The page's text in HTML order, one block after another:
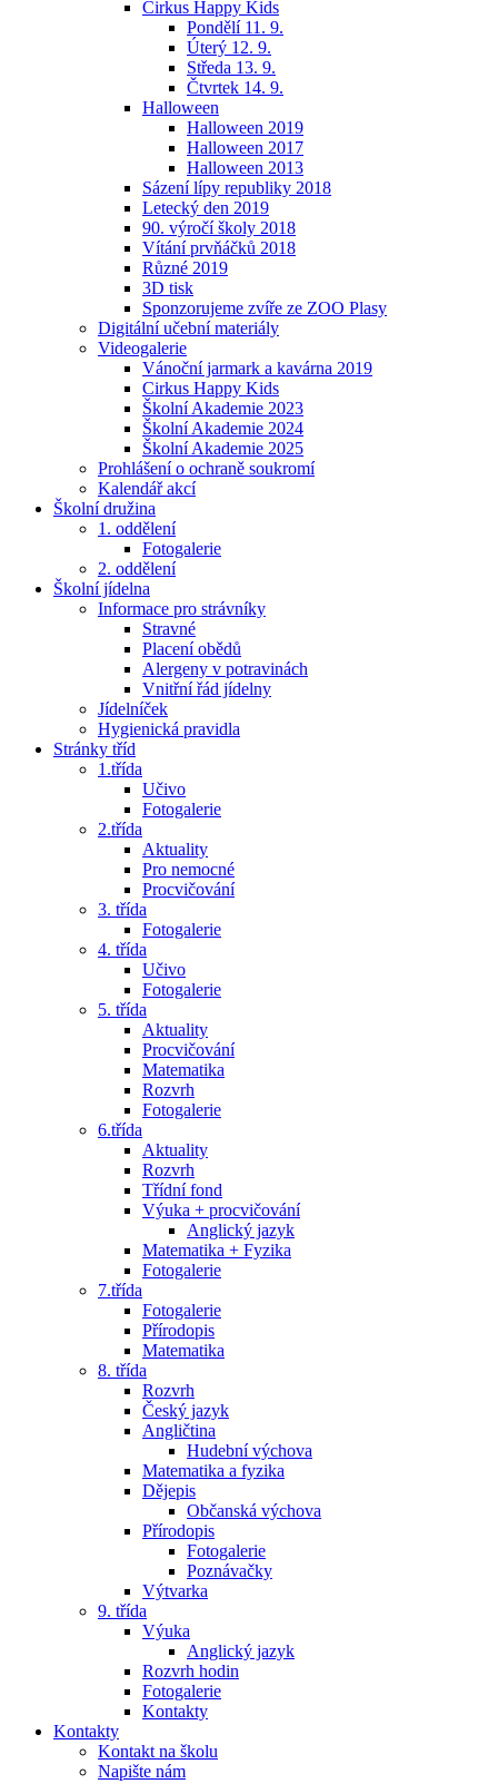
Cirkus Happy Kids
Pondělí 11. 9.
Úterý 12. 9.
Středa 13. 9.
Čtvrtek 14. 9.
Halloween
Halloween 2019
Halloween 2017
Halloween 2013
Sázení lípy republiky 2018
Letecký den 2019
90. výročí školy 2018
Vítání prvňáčků 2018
Různé 2019
3D tisk
Sponzorujeme zvíře ze ZOO Plasy
Digitální učební materiály
Videogalerie
Vánoční jarmark a kavárna 2019
Cirkus Happy Kids
Školní Akademie 2023
Školní Akademie 2024
Školní Akademie 2025
Prohlášení o ochraně soukromí
Kalendář akcí
Školní družina
1. oddělení
Fotogalerie
2. oddělení
Školní jídelna
Informace pro strávníky
Stravné
Placení obědů
Alergeny v potravinách
Vnitřní řád jídelny
Jídelníček
Hygienická pravidla
Stránky tříd
1.třída
Učivo
Fotogalerie
2.třída
Aktuality
Pro nemocné
Procvičování
3. třída
Fotogalerie
4. třída
Učivo
Fotogalerie
5. třída
Aktuality
Procvičování
Matematika
Rozvrh
Fotogalerie
6.třída
Aktuality
Rozvrh
Třídní fond
Výuka + procvičování
Anglický jazyk
Matematika + Fyzika
Fotogalerie
7.třída
Fotogalerie
Přírodopis
Matematika
8. třída
Rozvrh
Český jazyk
Angličtina
Hudební výchova
Matematika a fyzika
Dějepis
Občanská výchova
Přírodopis
Fotogalerie
Poznávačky
Výtvarka
9. třída
Výuka
Anglický jazyk
Rozvrh hodin
Fotogalerie
Kontakty
Kontakty
Kontakt na školu
Napište nám